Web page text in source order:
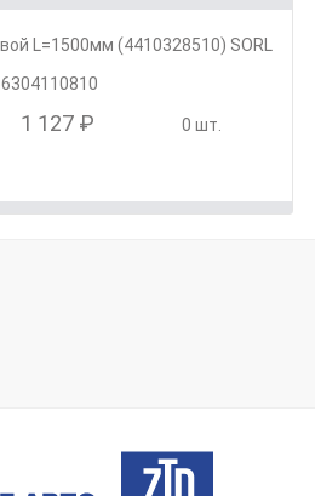
L=1500мм (4410328510) SORL
1 127 ₽ 0 шт.